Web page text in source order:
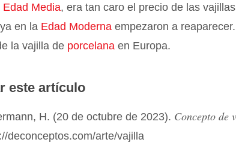
Edad Media, era tan caro el precio de las
en la Edad Moderna empezaron a
la vajilla de porcelana en Europa.
este artículo
H. (20 de octubre de 2023). Concepto de
deconceptos.com/arte/vajilla